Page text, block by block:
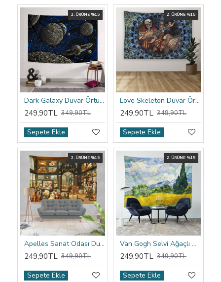
2. ÜRÜNE %15
Dark Galaxy Duvar Örtüsü
249,90TL 349,90TL
Sepete Ekle
2. ÜRÜNE %15
Love Skeleton Duvar Örtüsü
249,90TL 349,90TL
Sepete Ekle
2. ÜRÜNE %15
Apelles Sanat Odası Duvar Örtüsü
249,90TL 349,90TL
Sepete Ekle
2. ÜRÜNE %15
Van Gogh Selvi Ağaçlı Buğday Tarlası Duvar Örtüsü
249,90TL 349,90TL
Sepete Ekle